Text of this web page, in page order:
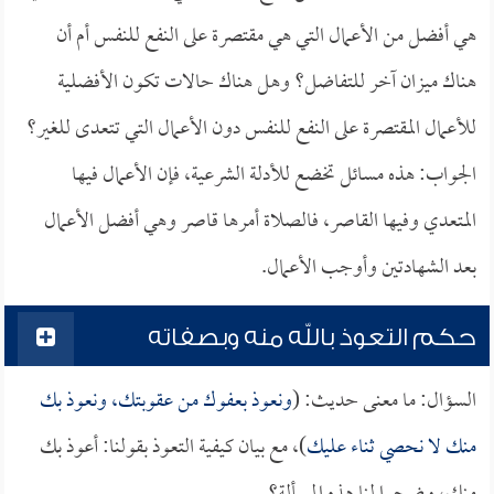
هي أفضل من الأعمال التي هي مقتصرة على النفع للنفس أم أن
هناك ميزان آخر للتفاضل؟ وهل هناك حالات تكون الأفضلية
للأعمال المقتصرة على النفع للنفس دون الأعمال التي تتعدى للغير؟
الجواب: هذه مسائل تخضع للأدلة الشرعية، فإن الأعمال فيها
المتعدي وفيها القاصر، فالصلاة أمرها قاصر وهي أفضل الأعمال
بعد الشهادتين وأوجب الأعمال.
حكم التعوذ بالله منه وبصفاته
السؤال: ما معنى حديث: (ونعوذ بعفوك من عقوبتك، ونعوذ بك
منك لا نحصي ثناء عليك)، مع بيان كيفية التعوذ بقولنا: أعوذ بك